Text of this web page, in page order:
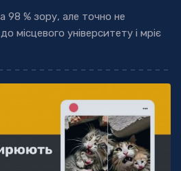
98 % зору, але точно не
місцевого університету і мріє